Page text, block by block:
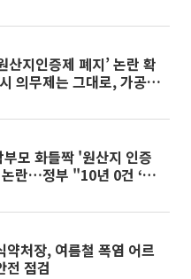
의무제는 그대로, 가공식
란…정부 "10년 0건 ‘有
약처장, 여름철 폭염 어르
전 점검